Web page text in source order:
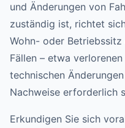
und Änderungen von
zuständig ist, richtet
Wohn- oder
Fällen – etwa
technischen
Nachweise erforderlich
Erkundigen Sie sich